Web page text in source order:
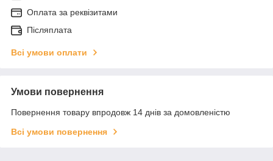
Оплата за реквізитами
Післяплата
Всі умови оплати
Умови повернення
Повернення товару впродовж 14 днів за домовленістю
Всі умови повернення